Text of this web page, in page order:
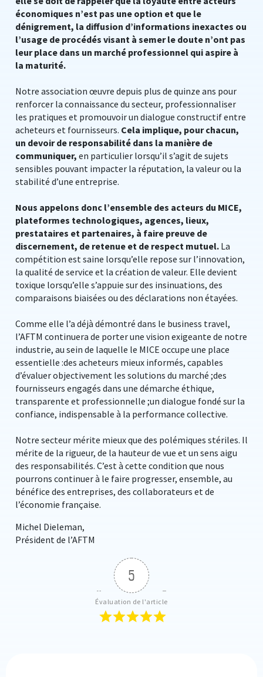
économiques n’est pas une option et que le
dénigrement, la diffusion d’informations inexactes ou
l’usage de procédés visant à semer le doute n’ont pas
leur place dans un marché professionnel qui aspire à
la maturité.
Notre association œuvre depuis plus de quinze ans pour
renforcer la connaissance du secteur, professionnaliser
les pratiques et promouvoir un dialogue constructif entre
acheteurs et fournisseurs. Cela implique, pour chacun,
un devoir de responsabilité dans la manière de
communiquer, en particulier lorsqu’il s’agit de sujets
sensibles pouvant impacter la réputation, la valeur ou la
stabilité d’une entreprise.
Nous appelons donc l’ensemble des acteurs du MICE,
plateformes technologiques, agences, lieux,
prestataires et partenaires, à faire preuve de
discernement, de retenue et de respect mutuel. La
compétition est saine lorsqu’elle repose sur l’innovation,
la qualité de service et la création de valeur. Elle devient
toxique lorsqu’elle s’appuie sur des insinuations, des
comparaisons biaisées ou des déclarations non étayées.
Comme elle l’a déjà démontré dans le business travel,
l’AFTM continuera de porter une vision exigeante de notre
industrie, au sein de laquelle le MICE occupe une place
essentielle :des acheteurs mieux informés, capables
d’évaluer objectivement les solutions du marché ;des
fournisseurs engagés dans une démarche éthique,
transparente et professionnelle ;un dialogue fondé sur la
confiance, indispensable à la performance collective.
Notre secteur mérite mieux que des polémiques stériles. Il
mérite de la rigueur, de la hauteur de vue et un sens aigu
des responsabilités. C’est à cette condition que nous
pourrons continuer à le faire progresser, ensemble, au
bénéfice des entreprises, des collaborateurs et de
l’économie française.
Michel Dieleman,
Président de l’AFTM
5
Évaluation de l'article